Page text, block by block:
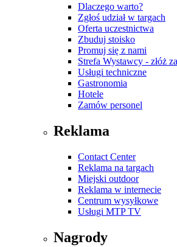
Dlaczego warto?
Zgłoś udział w targach
Oferta uczestnictwa
Zbuduj stoisko
Promuj się z nami
Strefa Wystawcy - złóż
Usługi techniczne
Gastronomia
Hotele
Zamów personel
Reklama
Contact Center
Reklama na targach
Miejski outdoor
Reklama w internecie
Centrum wysyłkowe
Usługi MTP TV
Nagrody